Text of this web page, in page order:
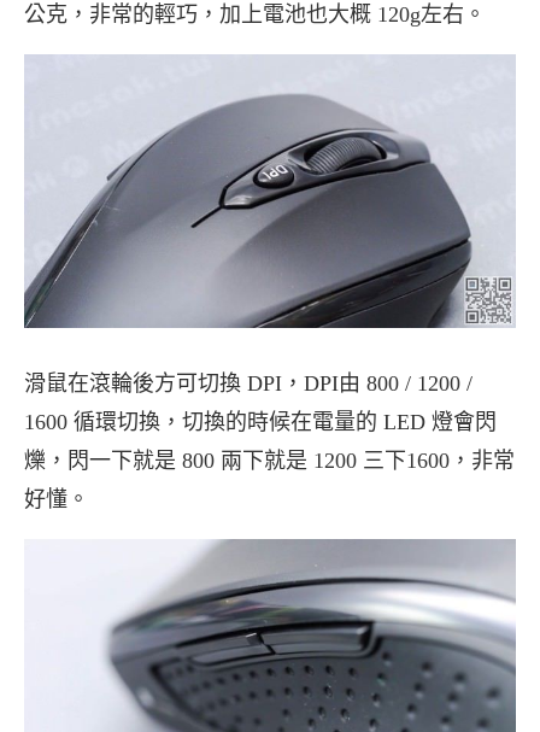
公克，非常的輕巧，加上電池也大概 120g左右。
滑鼠在滾輪後方可切換 DPI，DPI由 800 / 1200 /
1600 循環切換，切換的時候在電量的 LED 燈會閃
爍，閃一下就是 800 兩下就是 1200 三下1600，非常
好懂。